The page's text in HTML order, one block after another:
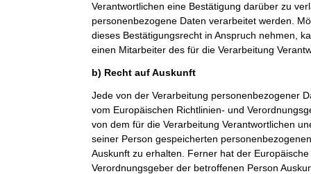
Verantwortlichen eine Bestätigung darüber zu
personenbezogene Daten verarbeitet werden.
dieses Bestätigungsrecht in Anspruch nehmen,
einen Mitarbeiter des für die Verarbeitung
b) Recht auf Auskunft
Jede von der Verarbeitung personenbezogener
vom Europäischen Richtlinien- und
von dem für die Verarbeitung Verantwortlichen
seiner Person gespeicherten
Auskunft zu erhalten. Ferner hat der
Verordnungsgeber der betroffenen Person